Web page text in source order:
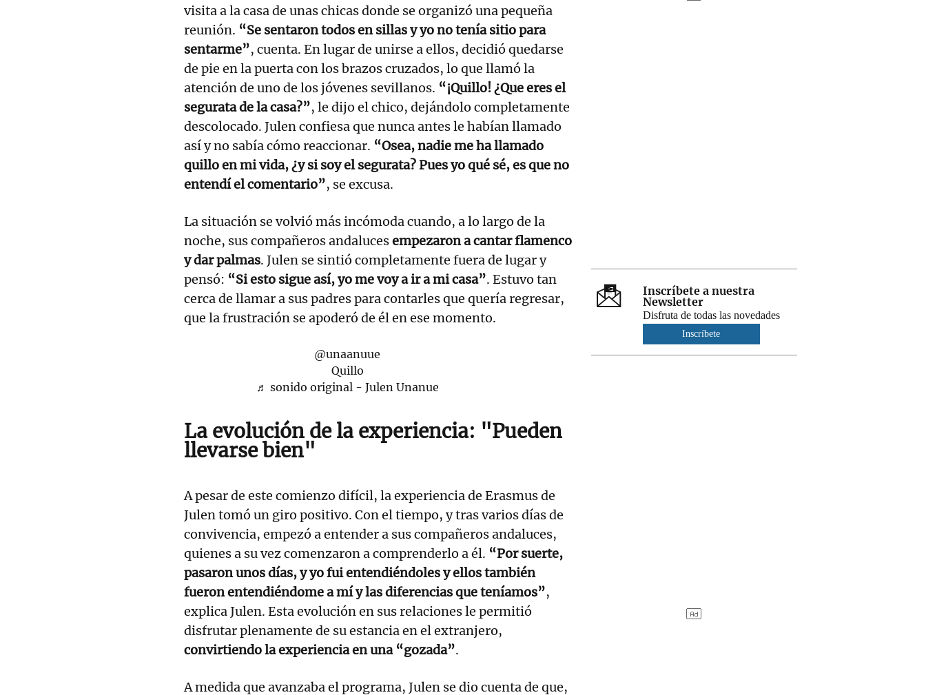
visita a la casa de unas chicas donde se organizó una pequeña
reunión. “Se sentaron todos en sillas y yo no tenía sitio para
sentarme”, cuenta. En lugar de unirse a ellos, decidió quedarse
de pie en la puerta con los brazos cruzados, lo que llamó la
atención de uno de los jóvenes sevillanos. “¡Quillo! ¿Que eres el
segurata de la casa?”, le dijo el chico, dejándolo completamente
descolocado. Julen confiesa que nunca antes le habían llamado
así y no sabía cómo reaccionar. “Osea, nadie me ha llamado
quillo en mi vida, ¿y si soy el segurata? Pues yo qué sé, es que no
entendí el comentario”, se excusa.
La situación se volvió más incómoda cuando, a lo largo de la
noche, sus compañeros andalucesempezaron a cantar flamenco
y dar palmas. Julen se sintió completamente fuera de lugar y
pensó: “Si esto sigue así, yo me voy a ir a mi casa”. Estuvo tan
cerca de llamar a sus padres para contarles que quería regresar,
que la frustración se apoderó de él en ese momento.
@unaanuue
Quillo
♬ sonido original - Julen Unanue
La evolución de la experiencia: "Pueden
llevarse bien"
A pesar de este comienzo difícil, la experiencia de Erasmus de
Julen tomó un giro positivo. Con el tiempo, y tras varios días de
convivencia, empezó a entender a sus compañeros andaluces,
quienes a su vez comenzaron a comprenderlo a él. “Por suerte,
pasaron unos días, y yo fui entendiéndoles y ellos también
fueron entendiéndome a mí y las diferencias que teníamos”,
explica Julen. Esta evolución en sus relaciones le permitió
disfrutar plenamente de su estancia en el extranjero,
convirtiendo la experiencia en una “gozada”.
A medida que avanzaba el programa, Julen se dio cuenta de que,
Inscríbete a nuestra
Newsletter
Disfruta de todas las novedades
Inscríbete